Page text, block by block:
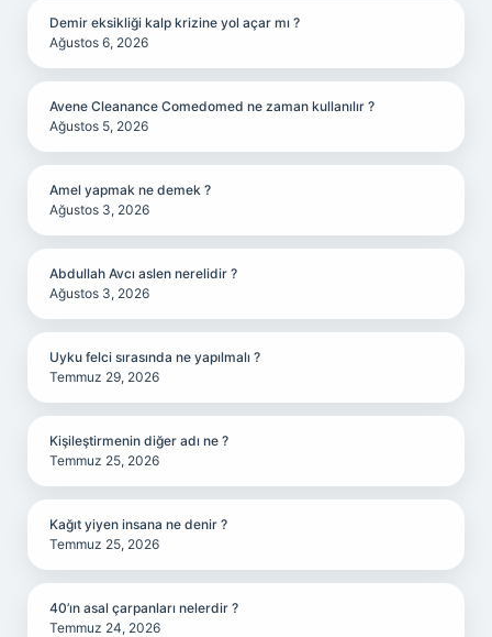
Demir eksikliği kalp krizine yol açar mı ?
Ağustos 6, 2026
Avene Cleanance Comedomed ne zaman kullanılır ?
Ağustos 5, 2026
Amel yapmak ne demek ?
Ağustos 3, 2026
Abdullah Avcı aslen nerelidir ?
Ağustos 3, 2026
Uyku felci sırasında ne yapılmalı ?
Temmuz 29, 2026
Kişileştirmenin diğer adı ne ?
Temmuz 25, 2026
Kağıt yiyen insana ne denir ?
Temmuz 25, 2026
40’ın asal çarpanları nelerdir ?
Temmuz 24, 2026